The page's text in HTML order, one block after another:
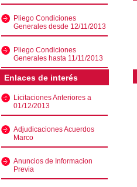
Pliego Condiciones
Generales desde 12/11/2013
Pliego Condiciones
Generales hasta 11/11/2013
Enlaces de interés
Licitaciones Anteriores a
01/12/2013
Adjudicaciones Acuerdos
Marco
Anuncios de Informacion
Previa